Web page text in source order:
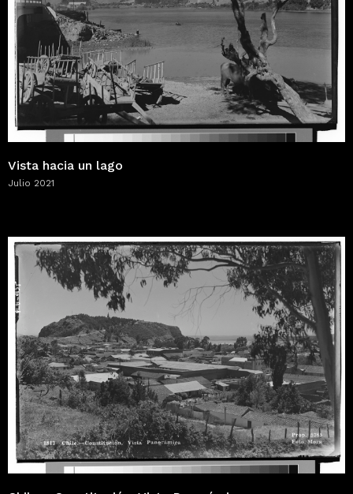
Vista hacia un lago
Julio 2021